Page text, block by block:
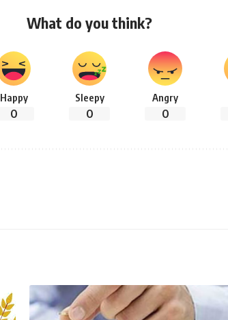
What do you think?
Happy
0
Sleepy
0
Angry
0